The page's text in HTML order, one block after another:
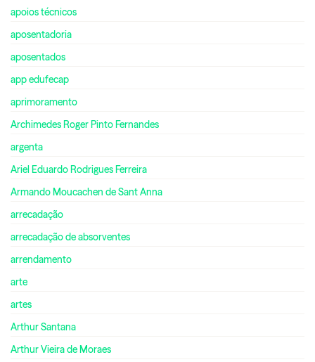
apoios técnicos
aposentadoria
aposentados
app edufecap
aprimoramento
Archimedes Roger Pinto Fernandes
argenta
Ariel Eduardo Rodrigues Ferreira
Armando Moucachen de Sant Anna
arrecadação
arrecadação de absorventes
arrendamento
arte
artes
Arthur Santana
Arthur Vieira de Moraes